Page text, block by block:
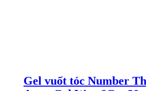
Gel vuốt tóc Number